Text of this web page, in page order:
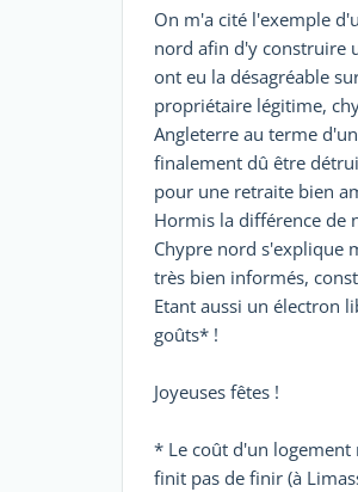
On m'a cité l'exemple
nord afin d'y construire
ont eu la désagréable
propriétaire légitime,
Angleterre au terme
finalement dû être
pour une retraite bien
Hormis la différence de
Chypre nord s'explique
très bien informés,
Etant aussi un électron
goûts* !
Joyeuses fêtes !
* Le coût d'un logement
finit pas de finir (à